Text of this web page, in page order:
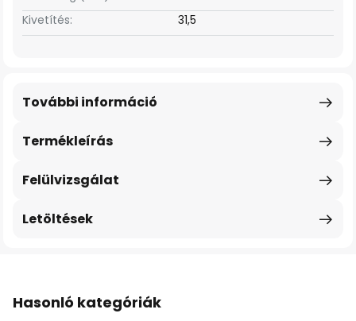
Kivetítés: 31,5
Termékleírás
További információ
Felülvizsgálat
Letöltések
Hasonló kategóriák